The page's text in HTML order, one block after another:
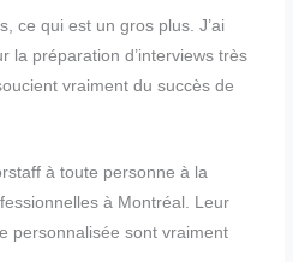
ce qui est un gros plus. J’ai
la préparation d’interviews très
vraiment du succès de
à toute personne à la
à Montréal. Leur
personnalisée sont vraiment